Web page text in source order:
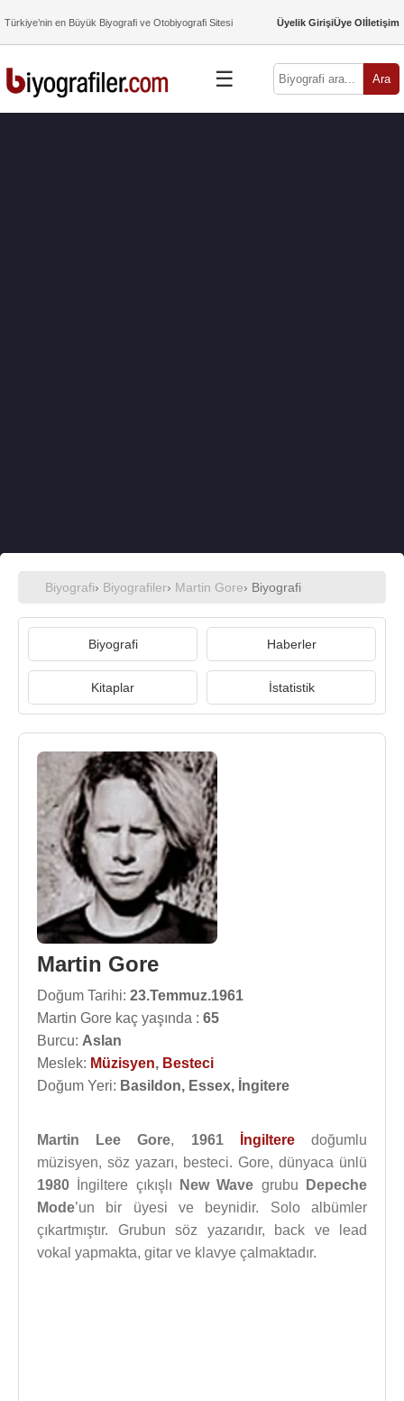
Türkiye’nin en Büyük Biyografi ve Otobiyografi Sitesi Üyelik GirişiÜye Olİletişim
☰ Ara
Biyografi› Biyografiler› Martin Gore› Biyografi
Biyografi Haberler
Kitaplar İstatistik
Martin Gore
Doğum Tarihi: 23.Temmuz.1961
Martin Gore kaç yaşında : 65
Burcu: Aslan
Meslek: Müzisyen, Besteci
Doğum Yeri: Basildon, Essex, İngitere
Martin Lee Gore, 1961 İngilteredoğumlu
müzisyen, söz yazarı, besteci. Gore, dünyaca ünlü
1980 İngiltere çıkışlı New Wave grubu
Depeche
Mode’un bir üyesi ve beynidir. Solo albümler
çıkartmıştır. Grubun söz yazarıdır, back ve lead
vokal yapmakta, gitar ve klavye çalmaktadır.